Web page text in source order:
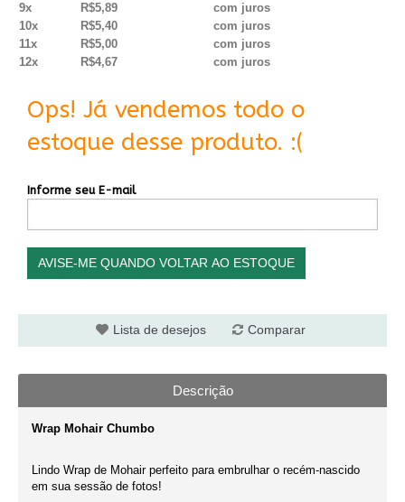
9x
R$5,89
com juros
10x
R$5,40
com juros
11x
R$5,00
com juros
12x
R$4,67 com juros
Ops! Já vendemos todo o
estoque desse produto. :(
Informe seu E-mail
AVISE-ME QUANDO VOLTAR AO ESTOQUE
Lista de desejos Comparar
Descrição
Wrap Mohair Chumbo
Lindo Wrap de Mohair perfeito para embrulhar o recém-nascido
em sua sessão de fotos!